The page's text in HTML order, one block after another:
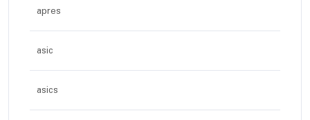
apres
asic
asics